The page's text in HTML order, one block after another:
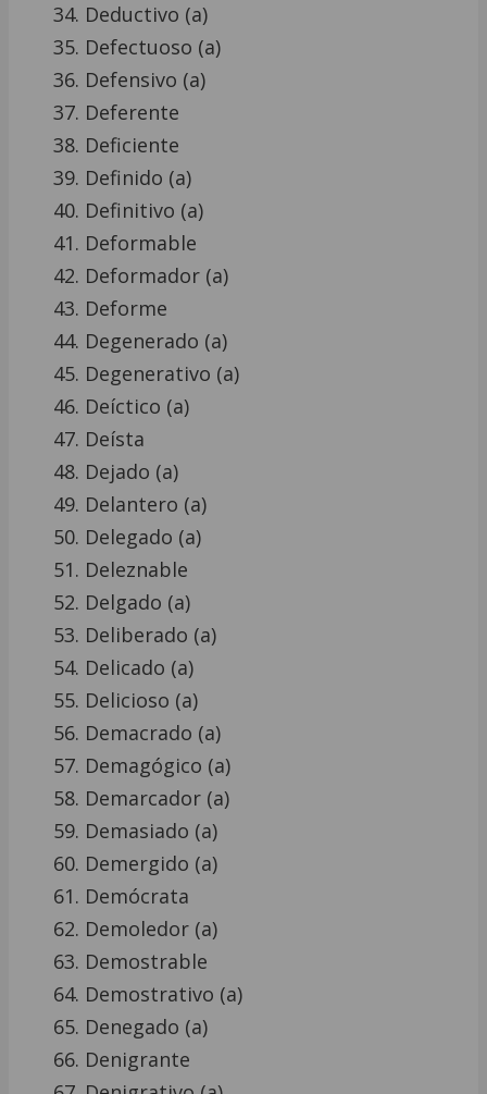
Deductivo (a)
Defectuoso (a)
Defensivo (a)
Deferente
Deficiente
Definido (a)
Definitivo (a)
Deformable
Deformador (a)
Deforme
Degenerado (a)
Degenerativo (a)
Deíctico (a)
Deísta
Dejado (a)
Delantero (a)
Delegado (a)
Deleznable
Delgado (a)
Deliberado (a)
Delicado (a)
Delicioso (a)
Demacrado (a)
Demagógico (a)
Demarcador (a)
Demasiado (a)
Demergido (a)
Demócrata
Demoledor (a)
Demostrable
Demostrativo (a)
Denegado (a)
Denigrante